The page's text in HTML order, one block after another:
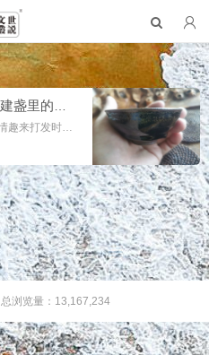
半躺平的时光里，少不了寻找一些小情趣来打发时间。今春最大的收获，便是从一堆普货中，寻出一只徐祖耀柴烧兔毫盏。徐以电烧星曜闻名建盏江湖，柴烧作品反倒默默无闻。想来是人们为斑斓星彩所炫目，却忽视了他器形的大气...
总浏览量：13,167,234